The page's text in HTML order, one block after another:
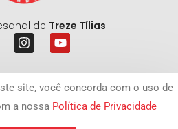
de Treze Tílias
site, você concorda com o uso de
a nossa Política de Privacidade